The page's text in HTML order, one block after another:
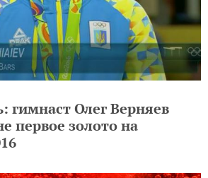
гимнаст Олег Верняев
первое золото на